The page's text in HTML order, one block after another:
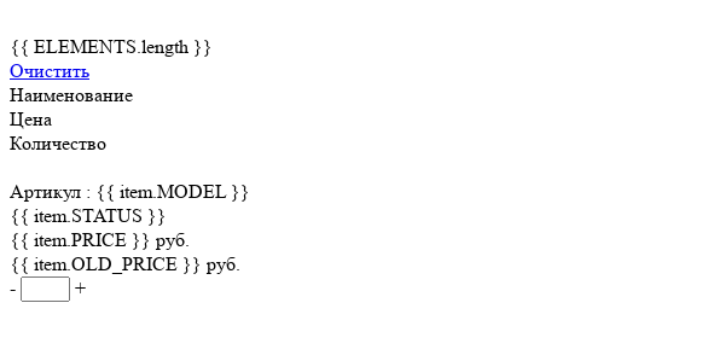
{{ ELEMENTS.length }}
Очистить
Наименование
Цена
Количество
Артикул : {{ item.MODEL }}
{{ item.STATUS }}
{{ item.PRICE }} руб.
{{ item.OLD_PRICE }} руб.
-
+